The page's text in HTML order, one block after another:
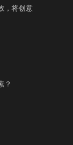
，将创意
？